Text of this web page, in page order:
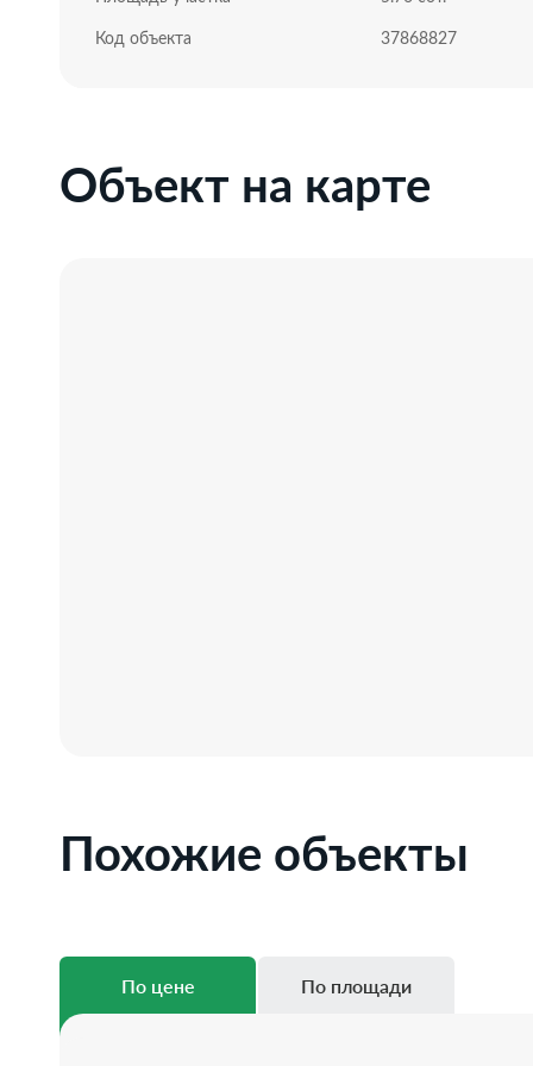
Код объекта 37868827
Объект на карте
Похожие объекты
По цене По площади